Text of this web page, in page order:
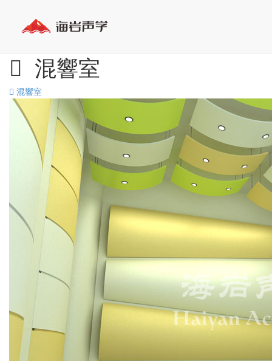
混響室
混響室